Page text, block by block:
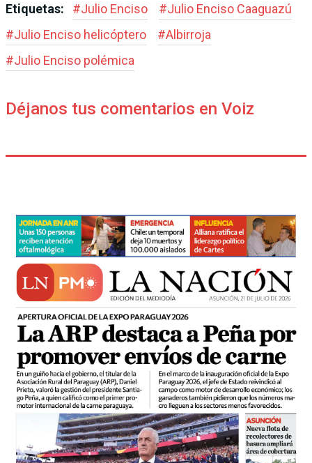
Etiquetas: #Julio Enciso #Julio Enciso Caaguazú
#Julio Enciso helicóptero #Albirroja
#Julio Enciso polémica
Déjanos tus comentarios en Voiz